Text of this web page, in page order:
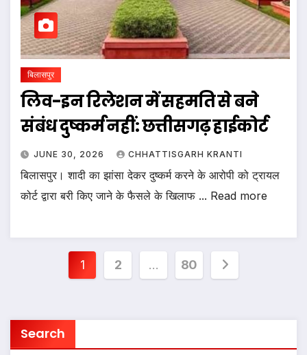
बिलासपुर
लिव-इन रिलेशन में सहमति से बने
संबंध दुष्कर्म नहीं: छत्तीसगढ़ हाईकोर्ट
JUNE 30, 2026 CHHATTISGARH KRANTI
बिलासपुर। शादी का झांसा देकर दुष्कर्म करने के आरोपी को ट्रायल
कोर्ट द्वारा बरी किए जाने के फैसले के खिलाफ ... Read more
Posts
1 2 … 80
Search